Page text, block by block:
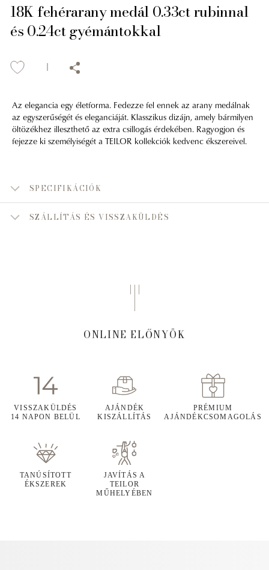
18K fehérarany medál 0.33ct rubinnal
és 0.24ct gyémántokkal
Az elegancia egy életforma. Fedezze fel ennek az arany medálnak
az egyszerűségét és eleganciáját. Klasszikus dizájn, amely bármilyen
öltözékhez illeszthető az extra csillogás érdekében. Ragyogjon és
fejezze ki személyiségét a TEILOR kollekciók kedvenc ékszereivel.
SPECIFIKÁCIÓK
SZÁLLÍTÁS ÉS VISSZAKÜLDÉS
ONLINE ELŐNYÖK
VISSZAKÜLDÉS
14 NAPON BELÜL
AJÁNDÉK
KISZÁLLÍTÁS
PRÉMIUM
AJÁNDÉKCSOMAGOLÁS
TANÚSÍTOTT
ÉKSZEREK
JAVÍTÁS A
TEILOR
MŰHELYÉBEN